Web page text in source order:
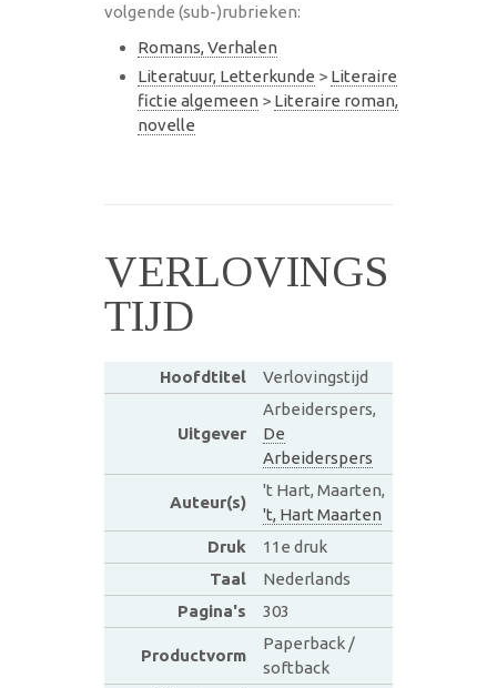
volgende (sub-)rubrieken:
Romans, Verhalen
Literatuur, Letterkunde > Literaire
fictie algemeen > Literaire roman,
novelle
VERLOVINGS
TIJD
Hoofdtitel Verlovingstijd
Uitgever
Arbeiderspers,
De
Arbeiderspers
Auteur(s)
't Hart, Maarten,
't, Hart Maarten
Druk
11e druk
Taal
Nederlands
Pagina's
303
Productvorm
Paperback /
softback